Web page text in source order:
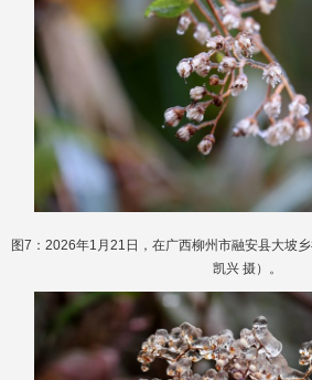
图7：2026年1月21日，在广西柳州市融安县大坡
凯兴 摄）。